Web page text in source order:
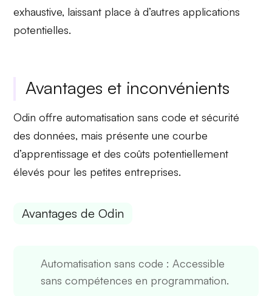
exhaustive, laissant place à d’autres applications
potentielles.
Avantages et inconvénients
Odin offreautomatisation sans code etsécurité
des données, mais présente unecourbe
d’apprentissage et des coûts potentiellement
élevés pour les petites entreprises.
Avantages de Odin
Automatisation sans code : Accessible
sans compétences en programmation.